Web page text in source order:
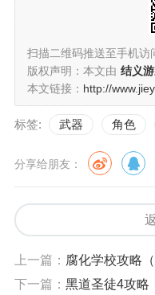
扫描二维码推送至手机访
版权声明：本文由 结义
本文链接： http://
标签: 武器 角色
分享给朋友：
上一篇： 腐化学校攻略
下一篇： 黑道圣徒4攻略